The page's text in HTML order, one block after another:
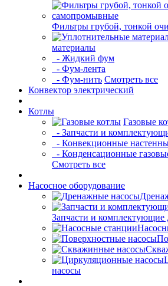
Фильтры грубой, тонкой
материалы
- Жидкий фум
- Фум-лента
- Фум-нить Смотреть все
Конвектор электрический
Котлы
Газовые
- Запчасти и
- Конвекционные
- Конденсационные
Смотреть все
Насосное оборудование
Запчасти и комплектующие
насосы